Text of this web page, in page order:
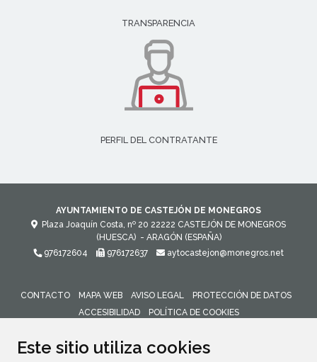
Este sitio utiliza cookies
TRANSPARENCIA
PERFIL DEL CONTRATANTE
AYUNTAMIENTO DE CASTEJÓN DE MONEGROS
Plaza Joaquín Costa, nº 20 22222 CASTEJÓN DE MONEGROS
(HUESCA) - ARAGÓN (ESPAÑA)
976172604
976172637 aytocastejon@monegros.net
CONTACTO MAPA WEB AVISO LEGAL
PROTECCIÓN DE DATOS
ACCESIBILIDAD
POLÍTICA DE COOKIES